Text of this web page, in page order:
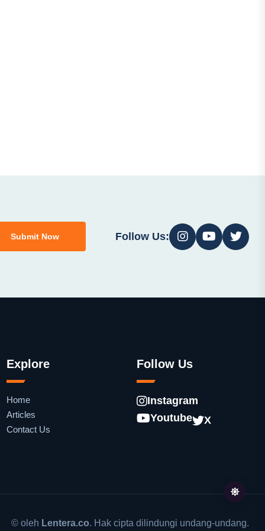
Submit Now Follow Us:
Explore
Home
Articles
Contact Us
Follow Us
Instagram
Youtube
X
© oleh Lentera.co. Hak cipta dilindungi undang-undang.